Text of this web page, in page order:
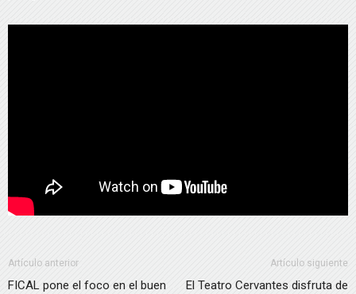
Artículo anterior
FICAL pone el foco en el buen
Artículo siguiente
El Teatro Cervantes disfruta de